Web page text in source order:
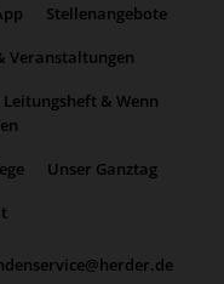
Stellenangebote
Veranstaltungen
& Wenn
Unser Ganztag